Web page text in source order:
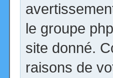
le groupe
site donné.
raisons de